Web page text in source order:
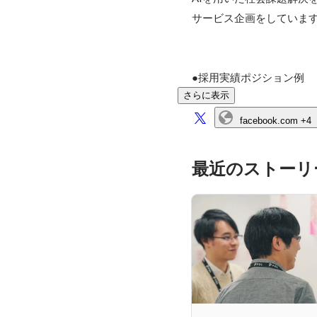
サービス企画をしていま
さらに表示
facebook.com +4
最近のストーリ